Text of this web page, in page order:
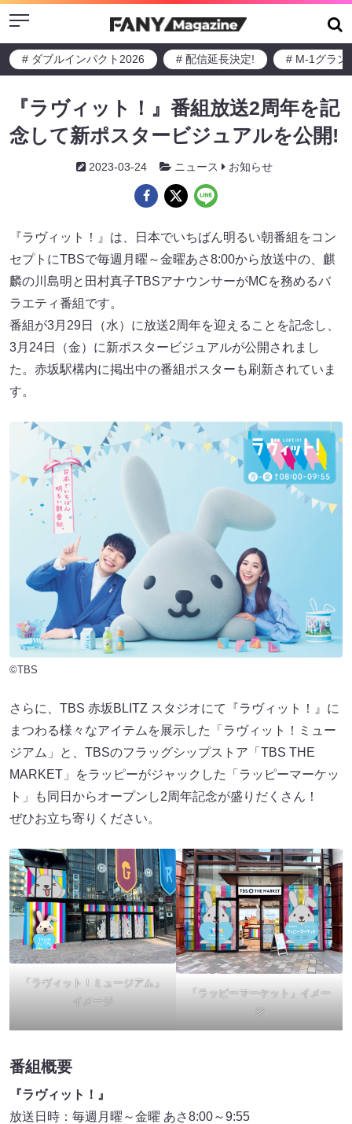
Menu
# ダブルインパクト2026 # 配信延長決定! # M-1グラン
『ラヴィット！』番組放送2周年を記
念して新ポスタービジュアルを公開!
2023-03-24 ニュース お知らせ
『ラヴィット！』は、日本でいちばん明るい朝番組をコン
セプトにTBSで毎週月曜～金曜あさ8:00から放送中の、麒
麟の川島明と田村真子TBSアナウンサーがMCを務めるバ
ラエティ番組です。
番組が3月29日（水）に放送2周年を迎えることを記念し、
3月24日（金）に新ポスタービジュアルが公開されまし
た。赤坂駅構内に掲出中の番組ポスターも刷新されていま
す。
©TBS
さらに、TBS 赤坂BLITZ スタジオにて『ラヴィット！』に
まつわる様々なアイテムを展示した「ラヴィット！ミュー
ジアム」と、TBSのフラッグシップストア「TBS THE
MARKET」をラッピーがジャックした「ラッピーマーケッ
ト」も同日からオープンし2周年記念が盛りだくさん！
ぜひお立ち寄りください。
「ラヴィット！ミュージアム」
イメージ
「ラッピーマーケット」イメー
ジ
番組概要
『ラヴィット！』
放送日時：毎週月曜～金曜 あさ8:00～9:55